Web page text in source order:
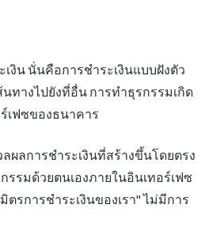
น นั่นคือการชำระเงินแบบฝังตัว
นทางไปยังที่อื่น การทำธุรกรรมเกิด
เฟซของธนาคาร
ผลการชำระเงินที่สร้างขึ้นโดยตรง
รมด้วยตนเองภายในอินเทอร์เฟซ
รการชำระเงินของเรา" ไม่มีการ